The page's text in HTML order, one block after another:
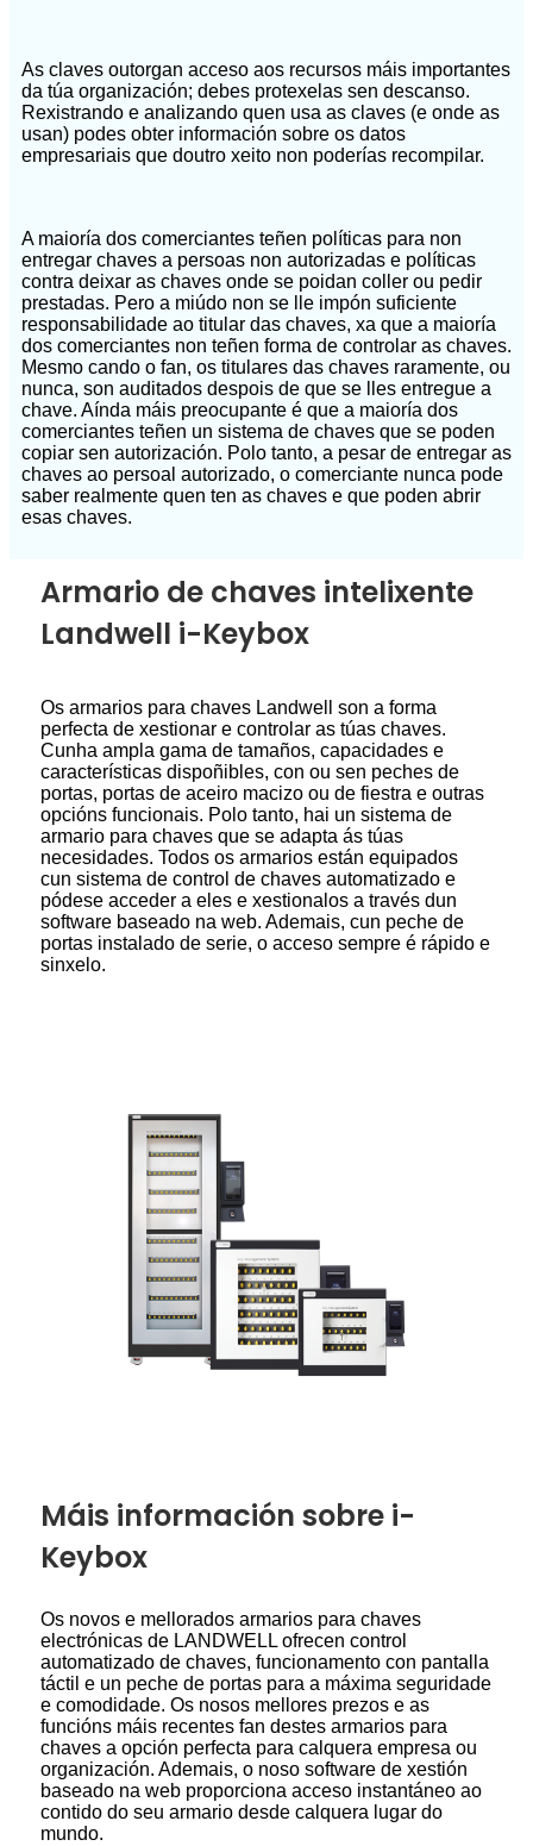
As claves outorgan acceso aos recursos máis importantes
da túa organización; debes protexelas sen descanso.
Rexistrando e analizando quen usa as claves (e onde as
usan) podes obter información sobre os datos
empresariais que doutro xeito non poderías recompilar.
A maioría dos comerciantes teñen políticas para non
entregar chaves a persoas non autorizadas e políticas
contra deixar as chaves onde se poidan coller ou pedir
prestadas. Pero a miúdo non se lle impón suficiente
responsabilidade ao titular das chaves, xa que a maioría
dos comerciantes non teñen forma de controlar as chaves.
Mesmo cando o fan, os titulares das chaves raramente, ou
nunca, son auditados despois de que se lles entregue a
chave. Aínda máis preocupante é que a maioría dos
comerciantes teñen un sistema de chaves que se poden
copiar sen autorización. Polo tanto, a pesar de entregar as
chaves ao persoal autorizado, o comerciante nunca pode
saber realmente quen ten as chaves e que poden abrir
esas chaves.
Armario de chaves intelixente
Landwell i-Keybox
Os armarios para chaves Landwell son a forma
perfecta de xestionar e controlar as túas chaves.
Cunha ampla gama de tamaños, capacidades e
características dispoñibles, con ou sen peches de
portas, portas de aceiro macizo ou de fiestra e outras
opcións funcionais. Polo tanto, hai un sistema de
armario para chaves que se adapta ás túas
necesidades. Todos os armarios están equipados
cun sistema de control de chaves automatizado e
pódese acceder a eles e xestionalos a través dun
software baseado na web. Ademais, cun peche de
portas instalado de serie, o acceso sempre é rápido e
sinxelo.
Máis información sobre i-
Keybox
Os novos e mellorados armarios para chaves
electrónicas de LANDWELL ofrecen control
automatizado de chaves, funcionamento con pantalla
táctil e un peche de portas para a máxima seguridade
e comodidade. Os nosos mellores prezos e as
funcións máis recentes fan destes armarios para
chaves a opción perfecta para calquera empresa ou
organización. Ademais, o noso software de xestión
baseado na web proporciona acceso instantáneo ao
contido do seu armario desde calquera lugar do
mundo.